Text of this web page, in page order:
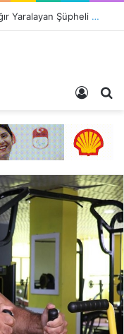
Ortopedik Engelli Bireyi Darbedip Ağır Yaralayan Şüpheli Tutuklandı
Giriş